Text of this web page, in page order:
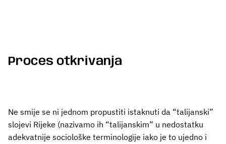
Proces otkrivanja
Ne smije se ni jednom propustiti istaknuti da “talijanski”
slojevi Rijeke (nazivamo ih “talijanskim” u nedostatku
adekvatnije sociološke terminologije iako je to ujedno i